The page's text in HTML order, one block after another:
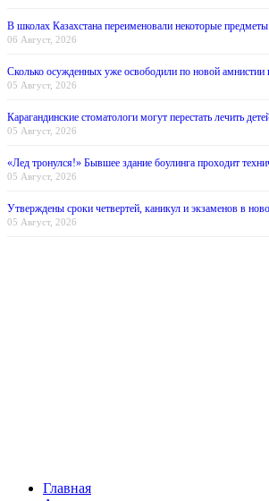
В школах Казахстана переименовали некоторые
06 Август, 2026
Сколько осужденных уже освободили по новой
05 Август, 2026
Карагандинские стоматологи могут перестать лечить
05 Август, 2026
«Лед тронулся!» Бывшее здание боулинга проходит
05 Август, 2026
Утверждены сроки четвертей, каникул и экзаменов в
05 Август, 2026
Главная